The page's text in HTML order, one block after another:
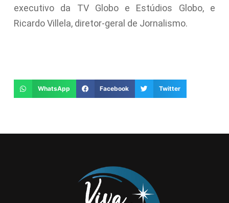
executivo da TV Globo e Estúdios Globo, e
Ricardo Villela, diretor-geral de Jornalismo.
WhatsApp Facebook Twitter